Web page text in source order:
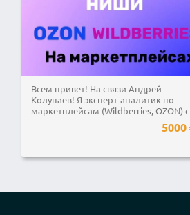
Всем привет! На связи Андрей
Колупаев! Я эксперт-аналитик по
маркетплейсам (Wildberries, OZON) с
5000